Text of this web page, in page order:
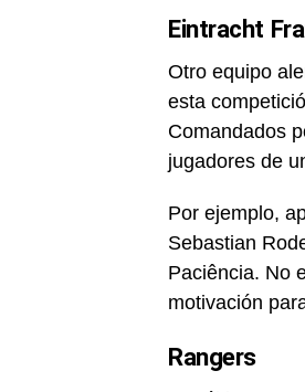
Eintracht
Otro equipo
esta
Comandados
jugadores de
Por ejemplo,
Sebastian
Paciência. No
motivación
Rangers